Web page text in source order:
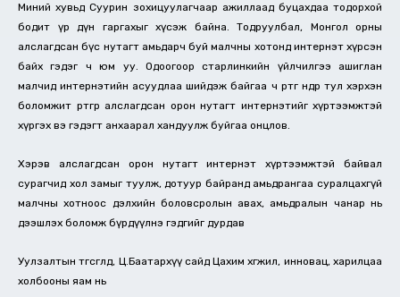
Миний хувьд Суурин зохицуулагчаар ажиллаад буцахдаа тодорхой
бодит үр дүн гаргахыг хүсэж байна. Тодруулбал, Монгол орны
алслагдсан бүс нутагт амьдарч буй малчны хотонд интернэт хүрсэн
байх гэдэг ч юм уу. Одоогоор старлинкийн үйлчилгээ ашиглан
малчид интернэтийн асуудлаа шийдэж байгаа ч өртөг өндөр тул хэрхэн
боломжит өртгөөр алслагдсан орон нутагт интернэтийг хүртээмжтэй
хүргэх вэ гэдэгт анхаарал хандуулж буйгаа онцлов.
Хэрэв алслагдсан орон нутагт интернэт хүртээмжтэй байвал
сурагчид хол замыг туулж, дотуур байранд амьдрангаа суралцахгүй
малчны хотноос дэлхийн боловсролын авах, амьдралын чанар нь
дээшлэх боломж бүрдүүлнэ гэдгийг дурдав
Уулзалтын төгсгөлд, Ц.Баатархүү сайд Цахим хөгжил, инновац, харилцаа
холбооны яам нь